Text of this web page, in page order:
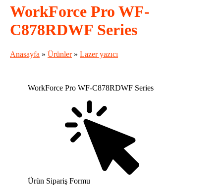
WorkForce Pro WF-
C878RDWF Series
Anasayfa » Ürünler» Lazer yazıcı
WorkForce Pro WF-C878RDWF Series
Ürün Sipariş Formu